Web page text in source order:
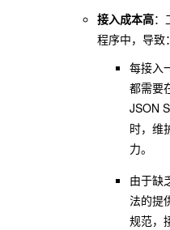
接入成本高：
程序中，导致：
每接入
都需要
JSON
时，维
力。
由于缺
法的提
规范，